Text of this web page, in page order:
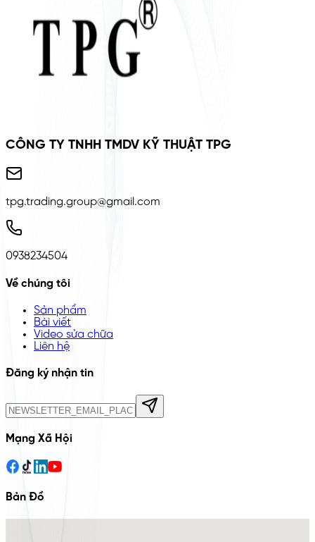
CÔNG TY TNHH TMDV KỸ THUẬT TPG
tpg.trading.group@gmail.com
0938234504
Về chúng tôi
Sản phẩm
Bài viết
Video sửa chữa
Liên hệ
Đăng ký nhận tin
Mạng Xã Hội
Bản Đồ